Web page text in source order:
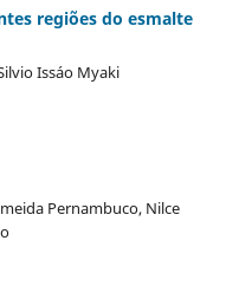
regiões do esmalte
Issáo Myaki
Pernambuco, Nilce